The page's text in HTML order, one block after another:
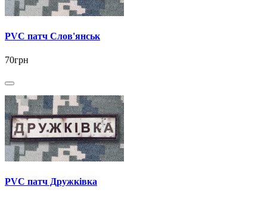
PVC патч Слов'янськ
70грн
PVC патч Дружківка